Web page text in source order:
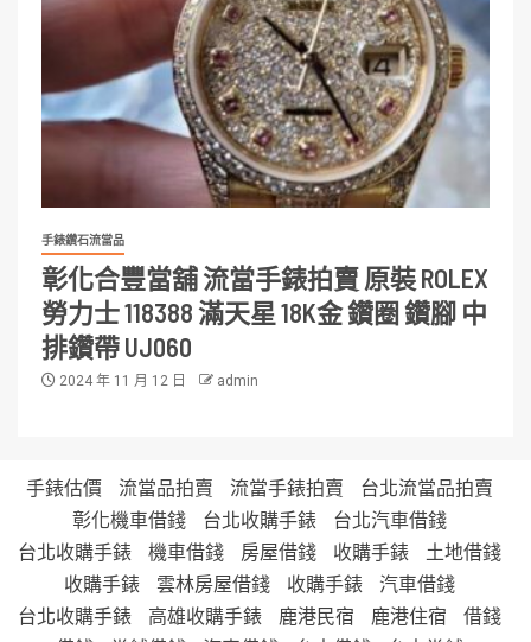
手錶鑽石流當品
彰化合豐當舖 流當手錶拍賣 原裝 ROLEX
勞力士 118388 滿天星 18K金 鑽圈 鑽腳 中
排鑽帶 UJ060
2024 年 11 月 12 日 admin
手錶估價 流當品拍賣 流當手錶拍賣
台北流當品拍賣
彰化機車借錢
台北收購手錶
台北汽車借錢
台北收購手錶
機車借錢 房屋借錢 收購手錶
土地借錢
收購手錶
雲林房屋借錢 收購手錶
汽車借錢
台北收購手錶
高雄收購手錶 鹿港民宿 鹿港住宿
借錢